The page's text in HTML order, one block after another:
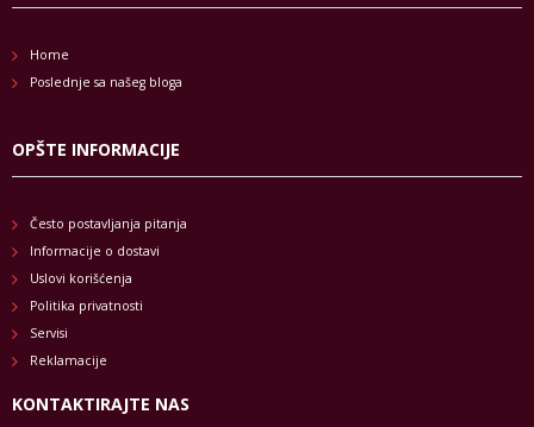
Home
Poslednje sa našeg bloga
OPŠTE INFORMACIJE
Često postavljanja pitanja
Informacije o dostavi
Uslovi korišćenja
Politika privatnosti
Servisi
Reklamacije
KONTAKTIRAJTE NAS